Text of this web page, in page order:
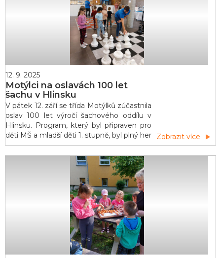
obdivuhodné číslo. Dozvěděli jsme se, že
12. 9. 2025
Motýlci na oslavách 100 let
šachu v Hlinsku
V pátek 12. září se třída Motýlků zúčastnila
oslav 100 let výročí šachového oddílu v
Hlinsku. Program, který byl připraven pro
děti MŠ a mladší děti 1. stupně, byl plný her
a zábavy. Hned po uvítání jsme se
zúčastnili úkolů, které byly připraveny u
deseti stanovišť. Po jejich splnění jsme si
vysloužili malý dáreček. Divadelní soubor
Poklad měl pro nás připravenou krá
Zobrazit více